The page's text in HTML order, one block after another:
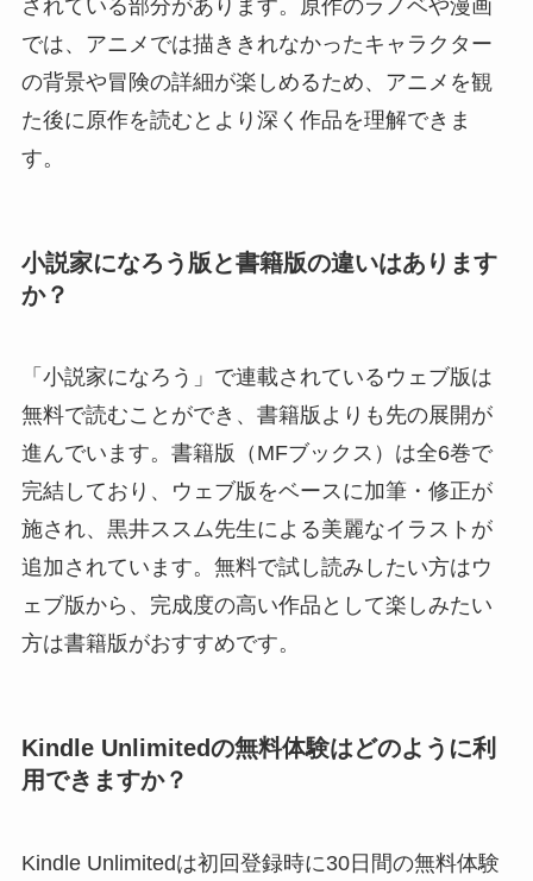
されている部分があります。原作のラノベや漫画
では、アニメでは描ききれなかったキャラクター
の背景や冒険の詳細が楽しめるため、アニメを観
た後に原作を読むとより深く作品を理解できま
す。
小説家になろう版と書籍版の違いはあります
か？
「小説家になろう」で連載されているウェブ版は
無料で読むことができ、書籍版よりも先の展開が
進んでいます。書籍版（MFブックス）は全6巻で
完結しており、ウェブ版をベースに加筆・修正が
施され、黒井ススム先生による美麗なイラストが
追加されています。無料で試し読みしたい方はウ
ェブ版から、完成度の高い作品として楽しみたい
方は書籍版がおすすめです。
Kindle Unlimitedの無料体験はどのように利
用できますか？
Kindle Unlimitedは初回登録時に30日間の無料体験